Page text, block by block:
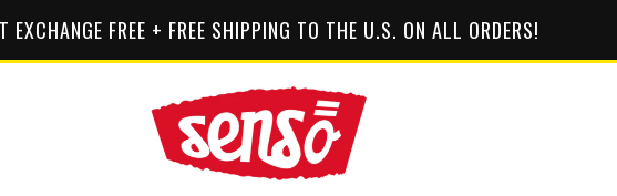
EXCHANGE FREE + FREE SHIPPING TO THE U.S. ON ALL ORDERS!